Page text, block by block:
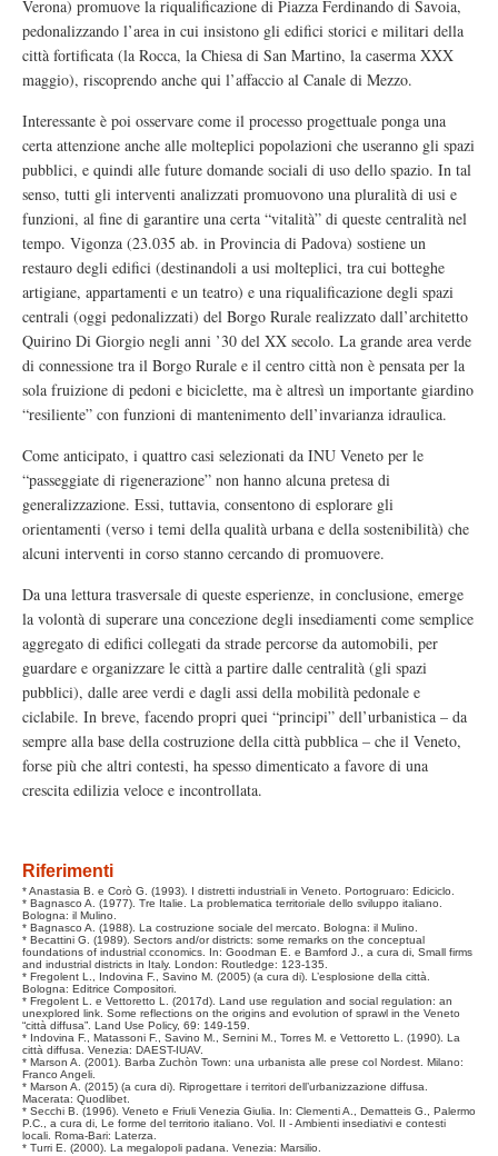
Verona) promuove la riqualificazione di Piazza Ferdinando di Savoia,
pedonalizzando l’area in cui insistono gli edifici storici e militari della
città fortificata (la Rocca, la Chiesa di San Martino, la caserma XXX
maggio), riscoprendo anche qui l’affaccio al Canale di Mezzo.
Interessante è poi osservare come il processo progettuale ponga una
certa attenzione anche alle molteplici popolazioni che useranno gli spazi
pubblici, e quindi alle future domande sociali di uso dello spazio. In tal
senso, tutti gli interventi analizzati promuovono una pluralità di usi e
funzioni, al fine di garantire una certa “vitalità” di queste centralità nel
tempo. Vigonza (23.035 ab. in Provincia di Padova) sostiene un
restauro degli edifici (destinandoli a usi molteplici, tra cui botteghe
artigiane, appartamenti e un teatro) e una riqualificazione degli spazi
centrali (oggi pedonalizzati) del Borgo Rurale realizzato dall’architetto
Quirino Di Giorgio negli anni ’30 del XX secolo. La grande area verde
di connessione tra il Borgo Rurale e il centro città non è pensata per la
sola fruizione di pedoni e biciclette, ma è altresì un importante giardino
“resiliente” con funzioni di mantenimento dell’invarianza idraulica.
Come anticipato, i quattro casi selezionati da INU Veneto per le
“passeggiate di rigenerazione” non hanno alcuna pretesa di
generalizzazione. Essi, tuttavia, consentono di esplorare gli
orientamenti (verso i temi della qualità urbana e della sostenibilità) che
alcuni interventi in corso stanno cercando di promuovere.
Da una lettura trasversale di queste esperienze, in conclusione, emerge
la volontà di superare una concezione degli insediamenti come semplice
aggregato di edifici collegati da strade percorse da automobili, per
guardare e organizzare le città a partire dalle centralità (gli spazi
pubblici), dalle aree verdi e dagli assi della mobilità pedonale e
ciclabile. In breve, facendo propri quei “principi” dell’urbanistica – da
sempre alla base della costruzione della città pubblica – che il Veneto,
forse più che altri contesti, ha spesso dimenticato a favore di una
crescita edilizia veloce e incontrollata.
Riferimenti
* Anastasia B. e Corò G. (1993). I distretti industriali in Veneto. Portogruaro: Ediciclo.
* Bagnasco A. (1977). Tre Italie. La problematica territoriale dello sviluppo italiano.
Bologna: il Mulino.
* Bagnasco A. (1988). La costruzione sociale del mercato. Bologna: il Mulino.
* Becattini G. (1989). Sectors and/or districts: some remarks on the conceptual
foundations of industrial cconomics. In: Goodman E. e Bamford J., a cura di, Small firms
and industrial districts in Italy. London: Routledge: 123-135.
* Fregolent L., Indovina F., Savino M. (2005) (a cura di). L’esplosione della città.
Bologna: Editrice Compositori.
* Fregolent L. e Vettoretto L. (2017d). Land use regulation and social regulation: an
unexplored link. Some reflections on the origins and evolution of sprawl in the Veneto
“città diffusa”. Land Use Policy, 69: 149-159.
* Indovina F., Matassoni F., Savino M., Sernini M., Torres M. e Vettoretto L. (1990). La
città diffusa. Venezia: DAEST-IUAV.
* Marson A. (2001). Barba Zuchòn Town: una urbanista alle prese col Nordest. Milano:
Franco Angeli.
* Marson A. (2015) (a cura di). Riprogettare i territori dell’urbanizzazione diffusa.
Macerata: Quodlibet.
* Secchi B. (1996). Veneto e Friuli Venezia Giulia. In: Clementi A., Dematteis G., Palermo
P.C., a cura di, Le forme del territorio italiano. Vol. II - Ambienti insediativi e contesti
locali. Roma-Bari: Laterza.
* Turri E. (2000). La megalopoli padana. Venezia: Marsilio.